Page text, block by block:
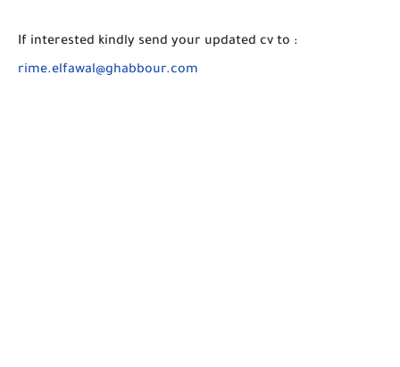
If interested kindly send your updated cv to :
rime.elfawal@ghabbour.com